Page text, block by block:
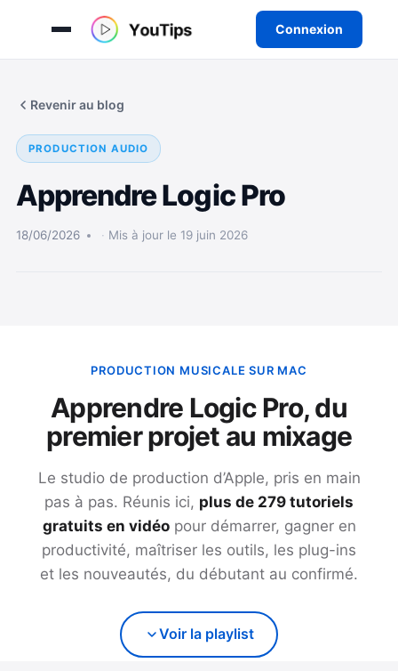
Connexion
Revenir au blog
PRODUCTION AUDIO
Apprendre Logic Pro
18/06/2026 Mis à jour le 19 juin 2026
PRODUCTION MUSICALE SUR MAC
Apprendre Logic Pro, du
premier projet au mixage
Le studio de production d’Apple, pris en main
pas à pas. Réunis ici, plus de 279 tutoriels
gratuits en vidéopour démarrer, gagner en
productivité, maîtriser les outils, les plug-ins
et les nouveautés, du débutant au confirmé.
Voir la playlist